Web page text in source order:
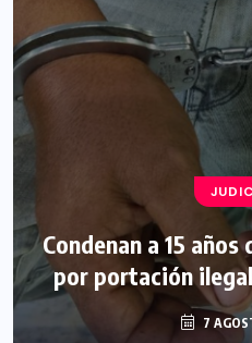
Condenan a 15
por portación
7